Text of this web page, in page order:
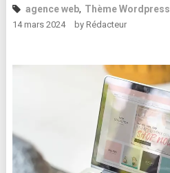
agence web, Thème Wordpress
14 mars 2024 by Rédacteur